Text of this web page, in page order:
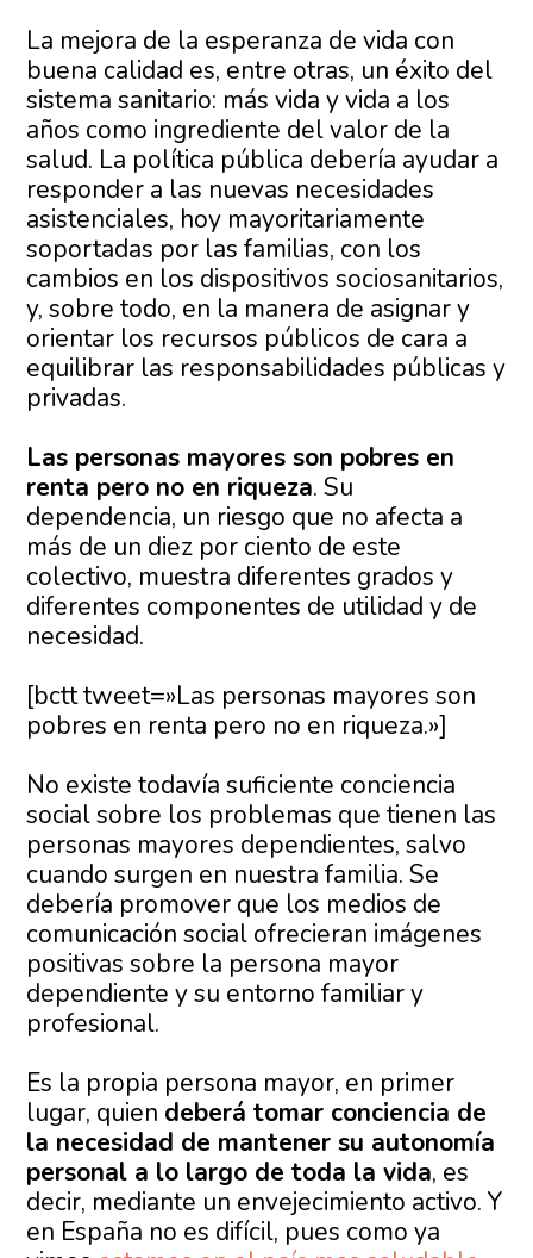
La mejora de la esperanza de vida con
buena calidad es, entre otras, un éxito del
sistema sanitario: más vida y vida a los
años como ingrediente del valor de la
salud. La política pública debería ayudar a
responder a las nuevas necesidades
asistenciales, hoy mayoritariamente
soportadas por las familias, con los
cambios en los dispositivos sociosanitarios,
y, sobre todo, en la manera de asignar y
orientar los recursos públicos de cara a
equilibrar las responsabilidades públicas y
privadas.
Las personas mayores son pobres en
renta pero no en riqueza. Su
dependencia, un riesgo que no afecta a
más de un diez por ciento de este
colectivo, muestra diferentes grados y
diferentes componentes de utilidad y de
necesidad.
[bctt tweet=»Las personas mayores son
pobres en renta pero no en riqueza.»]
No existe todavía suficiente conciencia
social sobre los problemas que tienen las
personas mayores dependientes, salvo
cuando surgen en nuestra familia. Se
debería promover que los medios de
comunicación social ofrecieran imágenes
positivas sobre la persona mayor
dependiente y su entorno familiar y
profesional.
Es la propia persona mayor, en primer
lugar, quien deberá tomar conciencia de
la necesidad de mantener su autonomía
personal a lo largo de toda la vida, es
decir, mediante un envejecimiento activo. Y
en España no es difícil, pues como ya